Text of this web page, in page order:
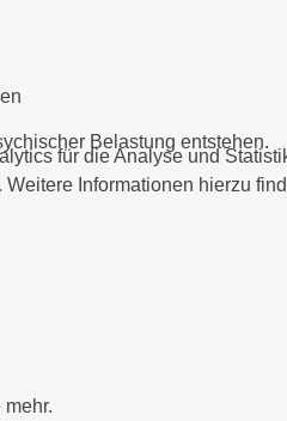
Belastung entstehen.
für die Analyse und
Informationen hierzu